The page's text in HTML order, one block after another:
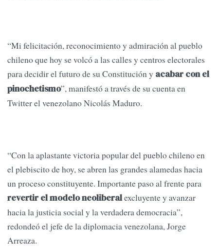
“Mi felicitación, reconocimiento y admiración al pueblo
chileno que hoy se volcó a las calles y centros electorales
para decidir el futuro de su Constitución y acabar con el
pinochetismo”, manifestó a través de su cuenta en
Twitter el venezolano Nicolás Maduro.
“Con la aplastante victoria popular del pueblo chileno en
el plebiscito de hoy, se abren las grandes alamedas hacia
un proceso constituyente. Importante paso al frente para
revertir el modelo neoliberalexcluyente y avanzar
hacia la justicia social y la verdadera democracia”,
redondeó el jefe de la diplomacia venezolana, Jorge
Arreaza.